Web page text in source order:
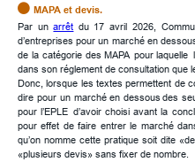
 MAPA et devis.
Par un arrêt du 17 avril 2026,
d’entreprises pour un marché en
de la catégorie des MAPA pour laquelle
dans son réglement de consultation que
Donc, lorsque les textes permettent de
dire pour un marché en dessous des
pour l’EPLE d’avoir choisi avant la
pour effet de faire entrer le marché
qu’on nomme cette pratique soit dite
«plusieurs devis» sans fixer de nombre.